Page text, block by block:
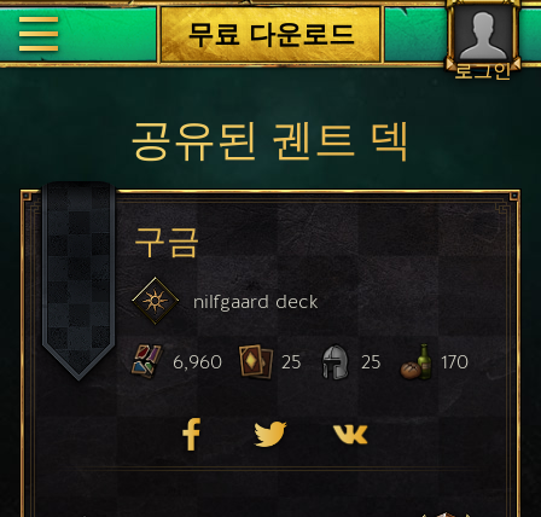
로그인
무료 다운로드
공유된 궨트 덱
구금
nilfgaard deck
6,960 25 25 170